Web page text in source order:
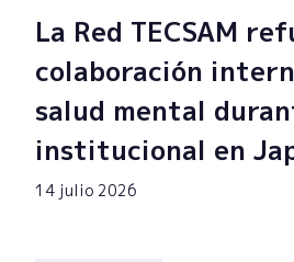
La Red TECSAM
colaboración
salud mental
institucional en
14 julio 2026